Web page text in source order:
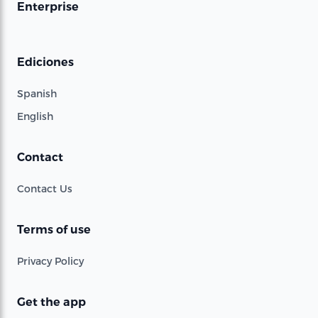
Enterprise
Ediciones
Spanish
English
Contact
Contact Us
Terms of use
Privacy Policy
Get the app